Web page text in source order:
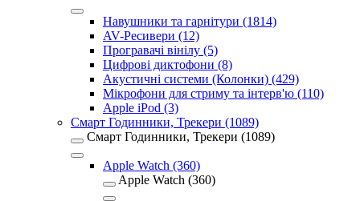
Навушники та гарнітури (1814)
AV-Ресивери (12)
Програвачі вінілу (5)
Цифрові диктофони (8)
Акустичні системи (Колонки) (429)
Мікрофони для стриму та інтерв'ю (110)
Apple iPod (3)
Смарт Годинники, Трекери (1089)
Смарт Годинники, Трекери (1089)
Apple Watch (360)
Apple Watch (360)